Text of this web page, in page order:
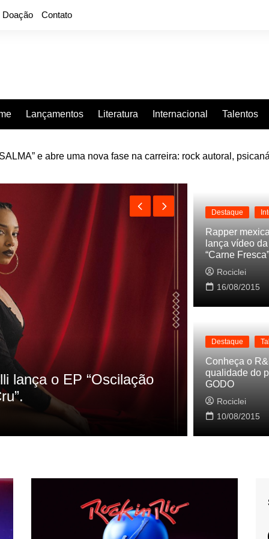
Doação Contato
Lançamentos Literatura Internacional Talentos
e abre uma nova fase na carreira: rock autoral,
“Projeção”, de 2010, nas plataformas digitais
referencias do clipe de
Destaque
Cynthia
Baleiro
Rociclei
Destaque
Rapper
lança vídeo
“Carne Fresca”
Rociclei
16/08/2015
Destaque
Conheça o
qualidade do
GODO
Rociclei
10/08/2015